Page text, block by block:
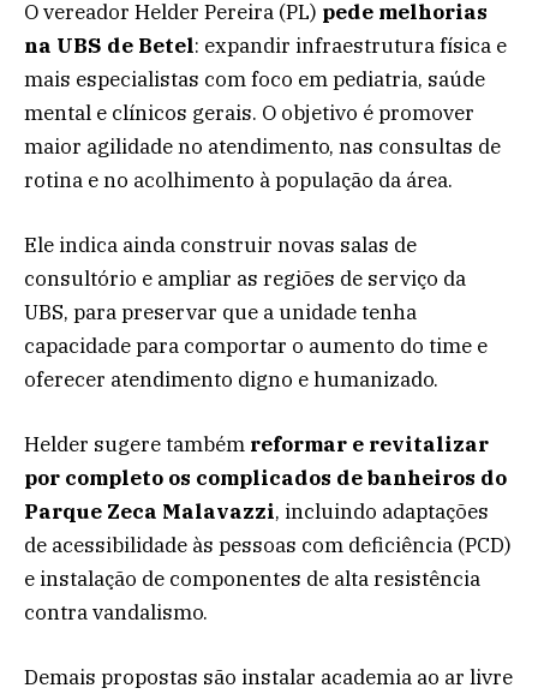
O vereador Helder Pereira (PL) pede melhorias
na UBS de Betel: expandir infraestrutura física e
mais especialistas com foco em pediatria, saúde
mental e clínicos gerais. O objetivo é promover
maior agilidade no atendimento, nas consultas de
rotina e no acolhimento à população da área.
Ele indica ainda construir novas salas de
consultório e ampliar as regiões de serviço da
UBS, para preservar que a unidade tenha
capacidade para comportar o aumento do time e
oferecer atendimento digno e humanizado.
Helder sugere também reformar e revitalizar
por completo os complicados de banheiros do
Parque Zeca Malavazzi, incluindo adaptações
de acessibilidade às pessoas com deficiência (PCD)
e instalação de componentes de alta resistência
contra vandalismo.
Demais propostas são instalar academia ao ar livre